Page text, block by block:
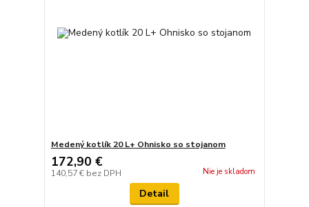
Medený kotlík 20 L+ Ohnisko so stojanom
172,90 €
140,57 € bez DPH Nie je skladom
Detail